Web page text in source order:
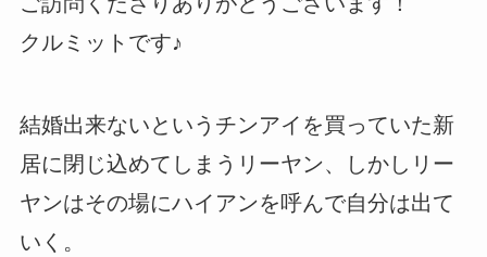
クルミットです♪
結婚出来ないというチンアイを買っていた新
居に閉じ込めてしまうリーヤン、しかしリー
ヤンはその場にハイアンを呼んで自分は出て
いく。